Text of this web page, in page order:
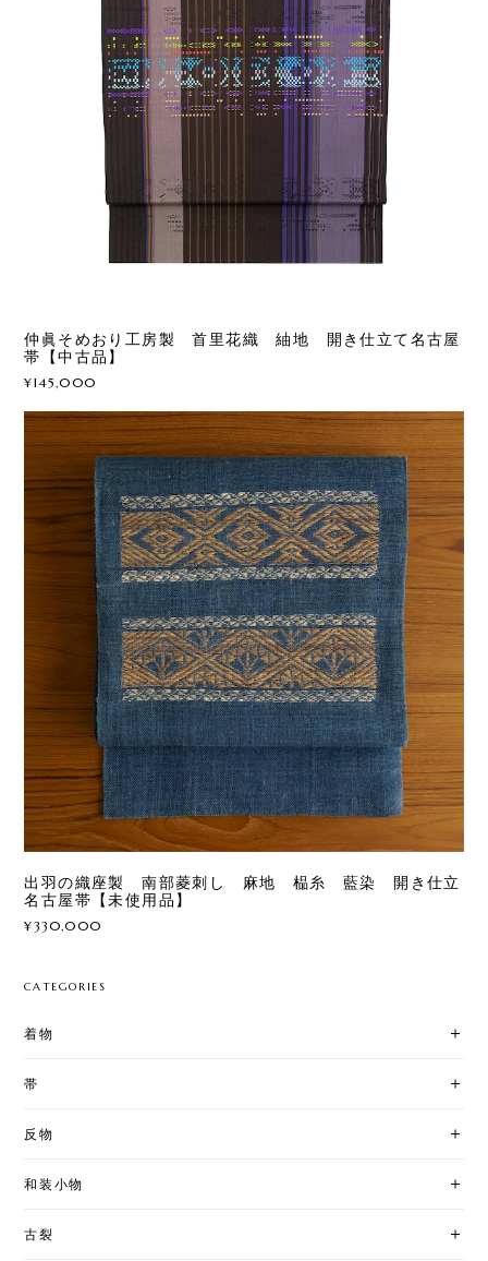
仲眞そめおり工房製 首里花織 紬地 開き仕立て名古屋
帯【中古品】
¥145,000
出羽の織座製 南部菱刺し 麻地 榀糸 藍染 開き仕立
名古屋帯【未使用品】
¥330,000
CATEGORIES
着物
帯
反物
和装小物
古裂